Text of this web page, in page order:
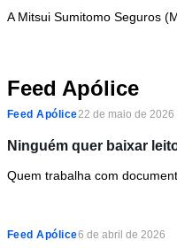
A Mitsui Sumitomo Seguros
Feed Apólice
Feed Apólice22 de maio de 2026
Ninguém quer baixar
Quem trabalha com
Feed Apólice6 de abril de 2026